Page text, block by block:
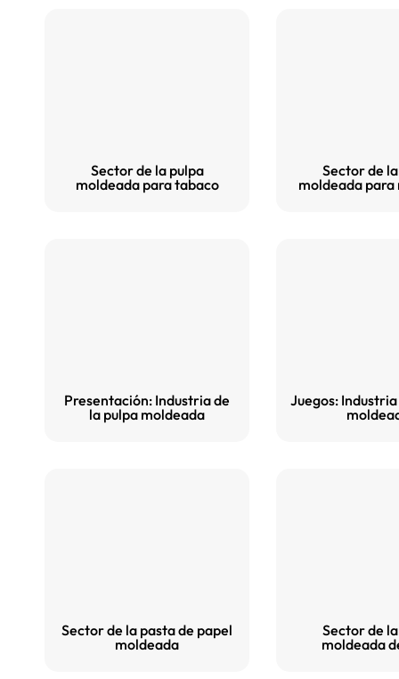
Sector de la pulpa
moldeada para tabaco
Sector de
moldeada para
Presentación: Industria de
la pulpa moldeada
Juegos:
Sector de la pasta de papel
moldeada
Sector de
moldeada